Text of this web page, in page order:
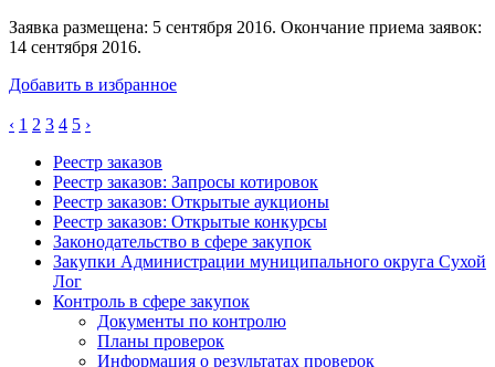
Заявка размещена: 5 сентября 2016. Окончание приема заявок:
14 сентября 2016.
Добавить в избранное
‹ 1 2 3 4 5 ›
Реестр заказов
Реестр заказов: Запросы котировок
Реестр заказов: Открытые аукционы
Реестр заказов: Открытые конкурсы
Законодательство в сфере закупок
Закупки Администрации муниципального округа Сухой
Лог
Контроль в сфере закупок
Документы по контролю
Планы проверок
Информация о результатах проверок